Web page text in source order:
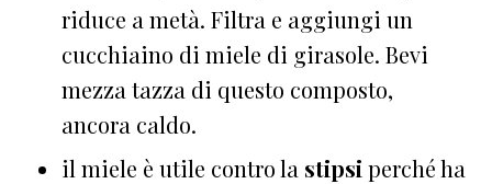
riduce a metà. Filtra e aggiungi un
cucchiaino di miele di girasole. Bevi
mezza tazza di questo composto,
ancora caldo.
il miele è utile contro la stipsi perché ha